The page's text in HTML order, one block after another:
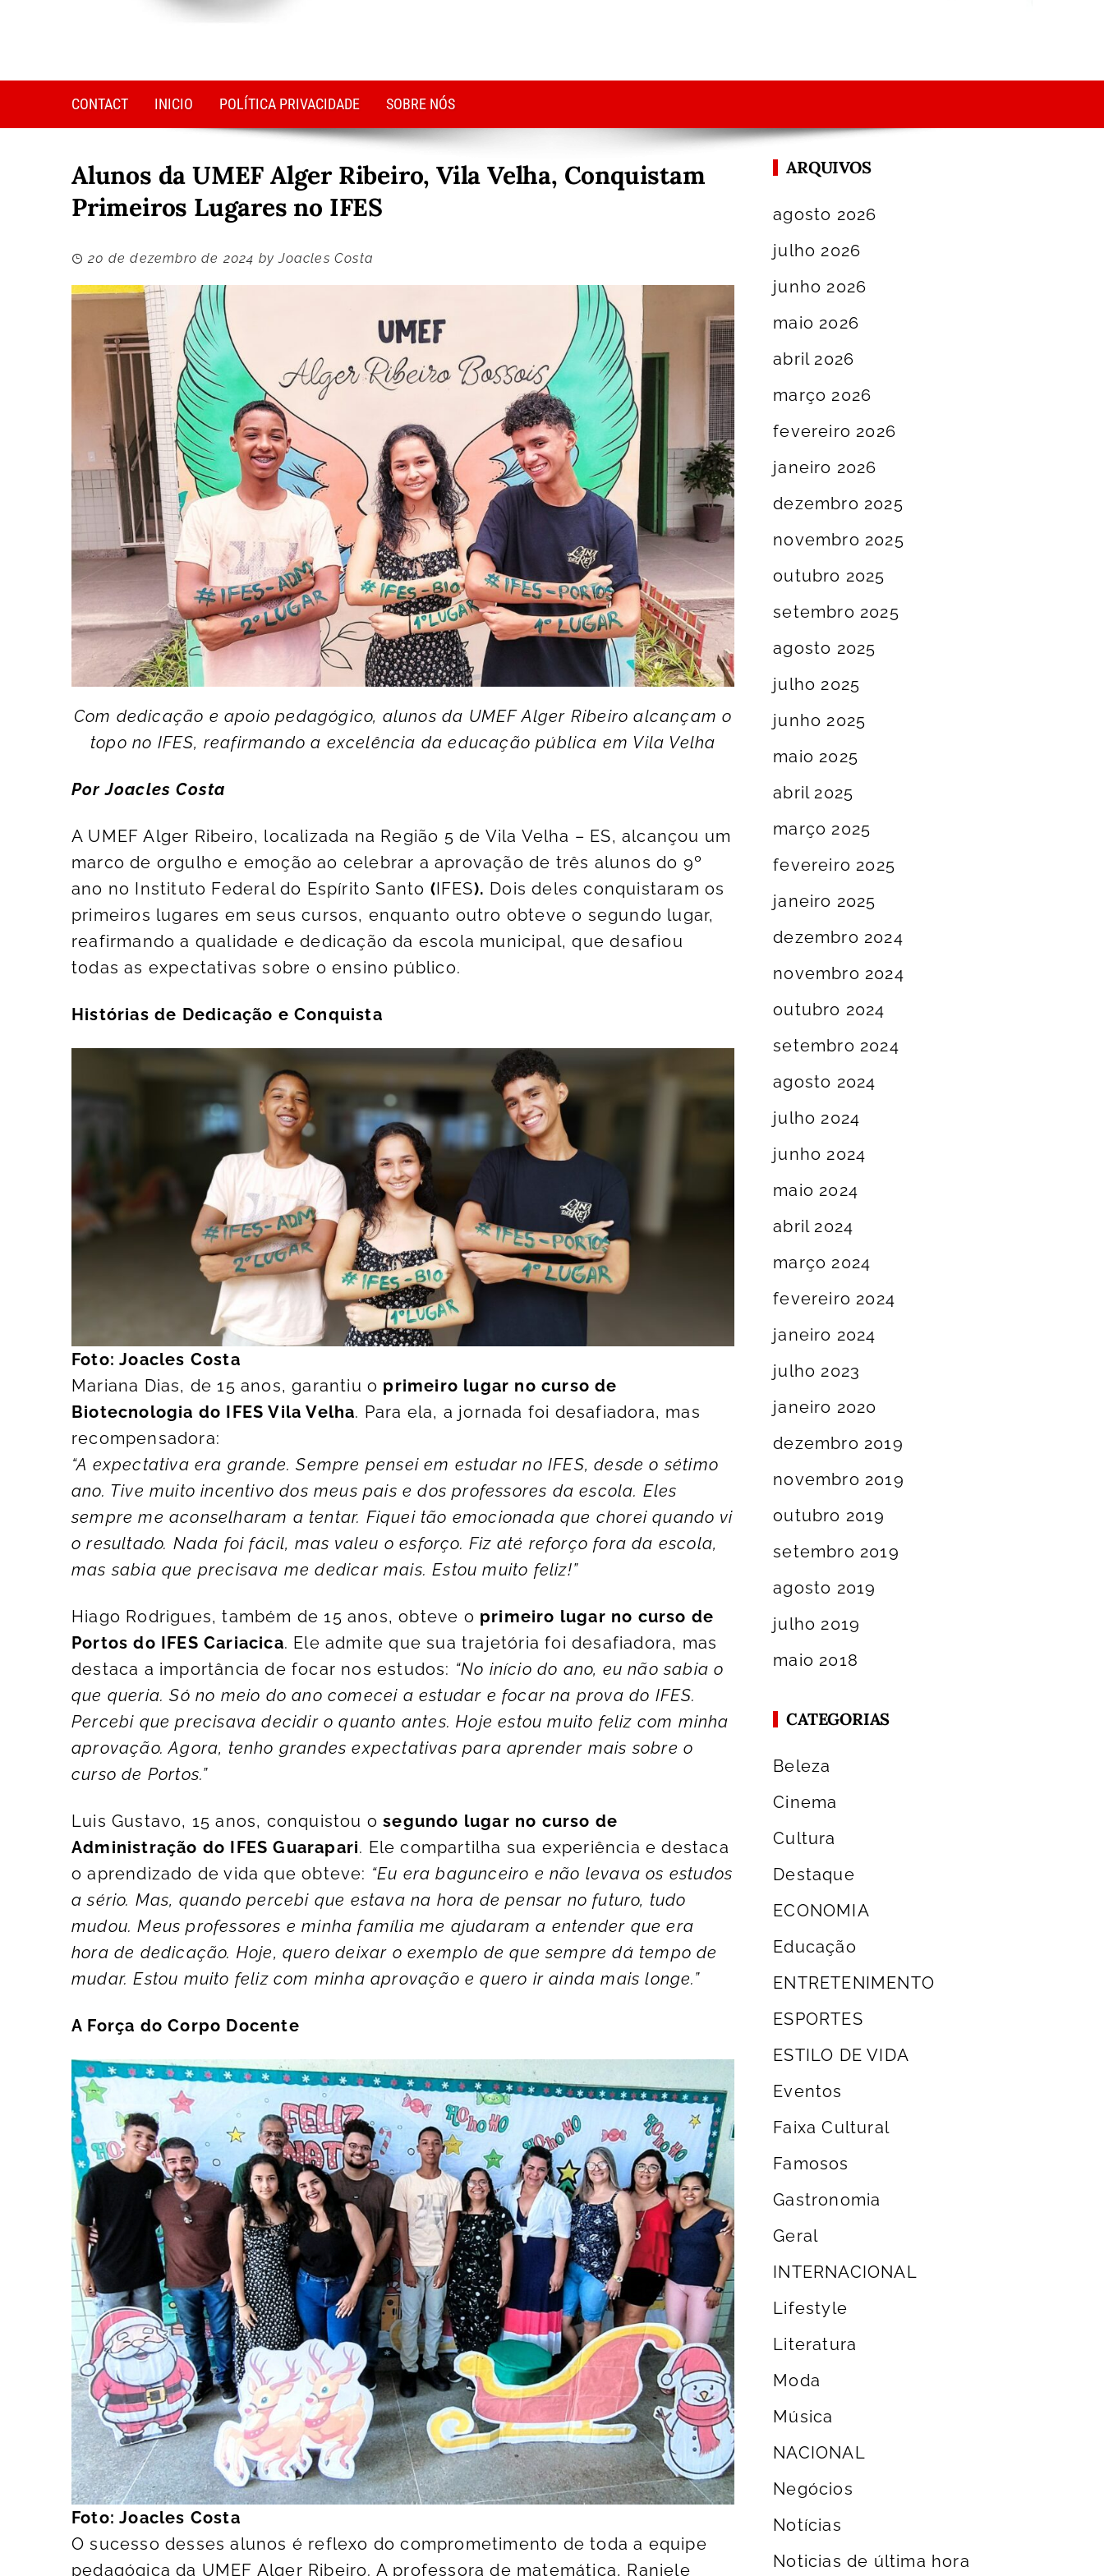
CONTACT INICIO POLÍTICA PRIVACIDADE SOBRE NÓS
Alunos da UMEF Alger Ribeiro, Vila Velha, Conquistam
Primeiros Lugares no IFES
20 de dezembro de 2024 byJoacles Costa
Com dedicação e apoio pedagógico, alunos da UMEF Alger Ribeiro alcançam o
topo no IFES, reafirmando a excelência da educação pública em Vila Velha
Por Joacles Costa
A UMEF Alger Ribeiro, localizada na Região 5 de Vila Velha – ES, alcançou um
marco de orgulho e emoção ao celebrar a aprovação de três alunos do 9º
ano no Instituto Federal do Espírito Santo (IFES). Dois deles conquistaram os
primeiros lugares em seus cursos, enquanto outro obteve o segundo lugar,
reafirmando a qualidade e dedicação da escola municipal, que desafiou
todas as expectativas sobre o ensino público.
Histórias de Dedicação e Conquista
Foto: Joacles Costa
Mariana Dias, de 15 anos, garantiu o primeiro lugar no curso de
Biotecnologia do IFES Vila Velha. Para ela, a jornada foi desafiadora, mas
recompensadora:
“A expectativa era grande. Sempre pensei em estudar no IFES, desde o sétimo
ano. Tive muito incentivo dos meus pais e dos professores da escola. Eles
sempre me aconselharam a tentar. Fiquei tão emocionada que chorei quando vi
o resultado. Nada foi fácil, mas valeu o esforço. Fiz até reforço fora da escola,
mas sabia que precisava me dedicar mais. Estou muito feliz!”
Hiago Rodrigues, também de 15 anos, obteve o primeiro lugar no curso de
Portos do IFES Cariacica. Ele admite que sua trajetória foi desafiadora, mas
destaca a importância de focar nos estudos: “No início do ano, eu não sabia o
que queria. Só no meio do ano comecei a estudar e focar na prova do IFES.
Percebi que precisava decidir o quanto antes. Hoje estou muito feliz com minha
aprovação. Agora, tenho grandes expectativas para aprender mais sobre o
curso de Portos.”
Luis Gustavo, 15 anos, conquistou osegundo lugar no curso de
Administração do IFES Guarapari. Ele compartilha sua experiência e destaca
o aprendizado de vida que obteve: “Eu era bagunceiro e não levava os estudos
a sério. Mas, quando percebi que estava na hora de pensar no futuro, tudo
mudou. Meus professores e minha família me ajudaram a entender que era
hora de dedicação. Hoje, quero deixar o exemplo de que sempre dá tempo de
mudar. Estou muito feliz com minha aprovação e quero ir ainda mais longe.”
A Força do Corpo Docente
Foto: Joacles Costa
O sucesso desses alunos é reflexo do comprometimento de toda a equipe
pedagógica da UMEF Alger Ribeiro. A professora de matemática, Raniele
ARQUIVOS
agosto 2026
julho 2026
junho 2026
maio 2026
abril 2026
março 2026
fevereiro 2026
janeiro 2026
dezembro 2025
novembro 2025
outubro 2025
setembro 2025
agosto 2025
julho 2025
junho 2025
maio 2025
abril 2025
março 2025
fevereiro 2025
janeiro 2025
dezembro 2024
novembro 2024
outubro 2024
setembro 2024
agosto 2024
julho 2024
junho 2024
maio 2024
abril 2024
março 2024
fevereiro 2024
janeiro 2024
julho 2023
janeiro 2020
dezembro 2019
novembro 2019
outubro 2019
setembro 2019
agosto 2019
julho 2019
maio 2018
CATEGORIAS
Beleza
Cinema
Cultura
Destaque
ECONOMIA
Educação
ENTRETENIMENTO
ESPORTES
ESTILO DE VIDA
Eventos
Faixa Cultural
Famosos
Gastronomia
Geral
INTERNACIONAL
Lifestyle
Literatura
Moda
Música
NACIONAL
Negócios
Notícias
Noticias de última hora